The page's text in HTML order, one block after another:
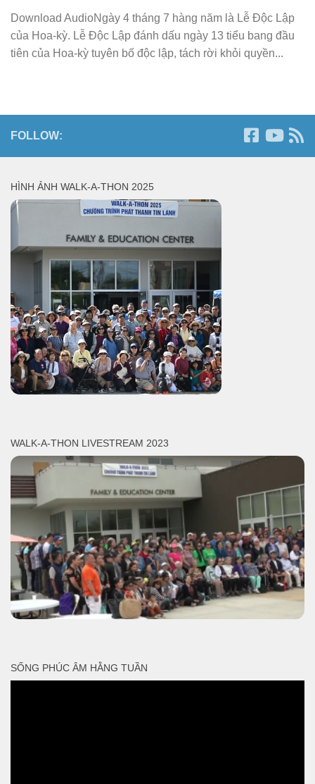
Download AudioNgày 4 tháng 7 hàng năm là Lễ Độc Lập
của Hoa-kỳ. Lễ Độc Lập đánh dấu ngày 13 tiểu bang đầu
tiên của Hoa-kỳ tuyên bố độc lập, tách rời khỏi quyền...
FOLLOW:
HÌNH ẢNH WALK-A-THON 2025
WALK-A-THON LIVESTREAM 2023
SỐNG PHÚC ÂM HẰNG TUẦN